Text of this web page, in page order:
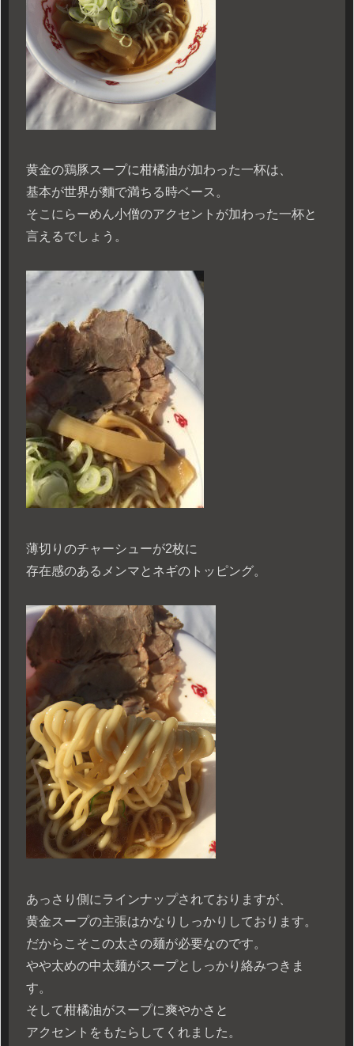
黄金の鶏豚スープに柑橘油が加わった一杯は、
基本が世界が麵で満ちる時ベース。
そこにらーめん小僧のアクセントが加わった一杯と
言えるでしょう。
薄切りのチャーシューが2枚に
存在感のあるメンマとネギのトッピング。
あっさり側にラインナップされておりますが、
黄金スープの主張はかなりしっかりしております。
だからこそこの太さの麺が必要なのです。
やや太めの中太麺がスープとしっかり絡みつきま
す。
そして柑橘油がスープに爽やかさと
アクセントをもたらしてくれました。